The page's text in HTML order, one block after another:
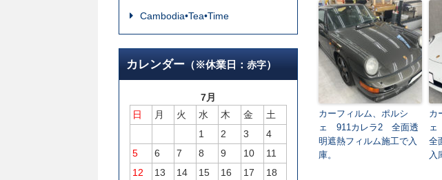
カーフィルム、ポルシ
ェ 911カレラ2 全面透
明遮熱フィルム施工で入
庫。
カ
ェ
全
入
Cambodia•Tea•Time
カレンダー （※休業日： 赤字）
7月
日
月 火 水 木 金
土
1
2 3
4
5
6 7 8 9 10
11
12
13 14 15 16 17 18